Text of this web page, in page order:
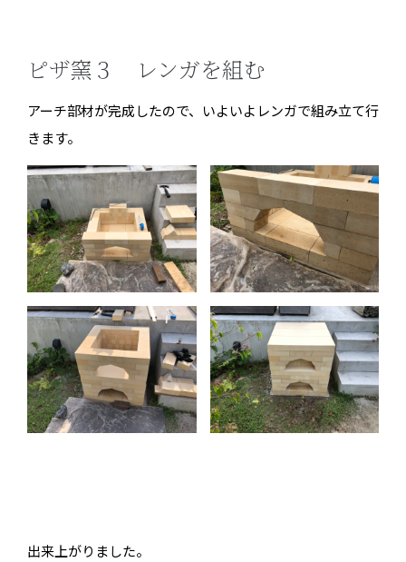
ピザ窯３ レンガを組む
アーチ部材が完成したので、いよいよレンガで組み立て行
きます。
出来上がりました。